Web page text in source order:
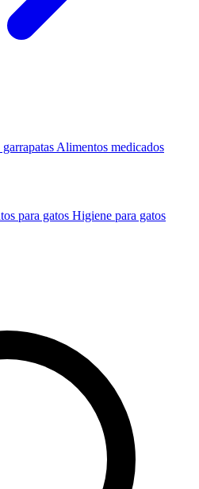
Alimentos medicados
para gatos Higiene para gatos